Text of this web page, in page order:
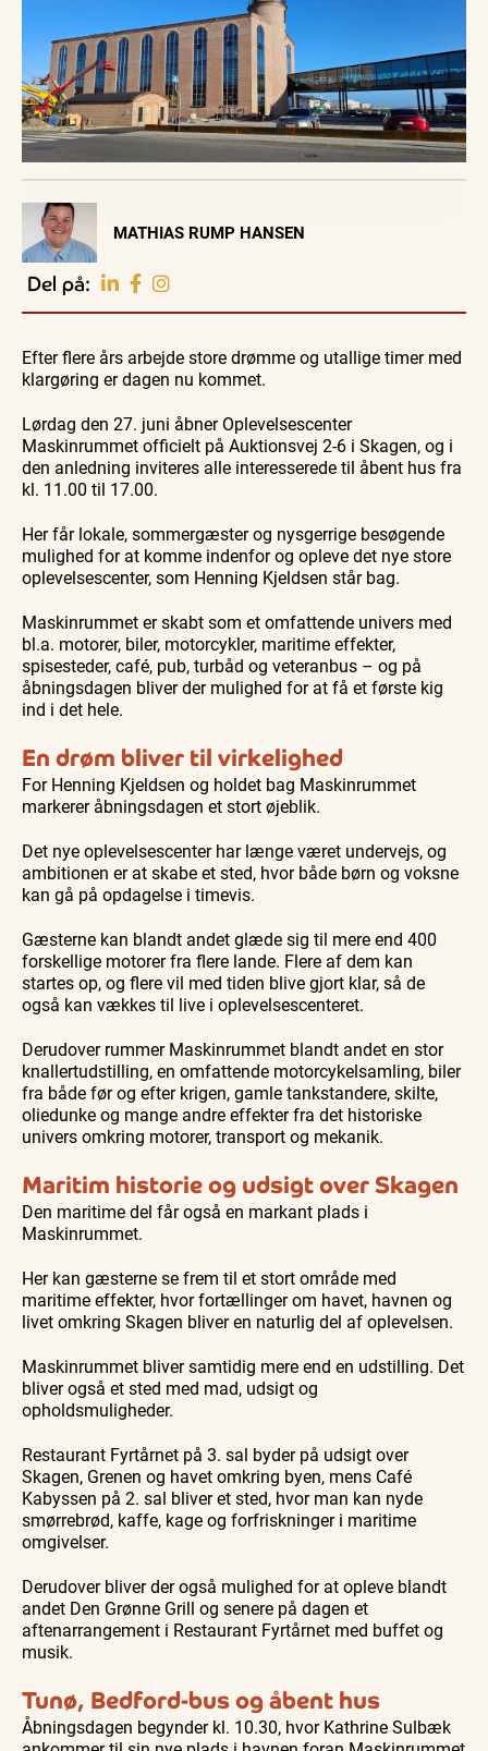
Visit Vendsyssel
EVENTKALENDER
Oplev events i
Vendsyssel
natur og lokale events.
Se events
SkagenSkagen
Skagen
MATHIAS RUMP HANSEN
Del på:
Efter flere års arbejde store drømme og utallige timer med
klargøring er dagen nu kommet.
Lørdag den 27. juni åbner Oplevelsescenter
Maskinrummet officielt på Auktionsvej 2-6 i Skagen, og i
den anledning inviteres alle interesserede til åbent hus fra
kl. 11.00 til 17.00.
Her får lokale, sommergæster og nysgerrige besøgende
mulighed for at komme indenfor og opleve det nye store
oplevelsescenter, som Henning Kjeldsen står bag.
Maskinrummet er skabt som et omfattende univers med
bl.a. motorer, biler, motorcykler, maritime effekter,
spisesteder, café, pub, turbåd og veteranbus – og på
åbningsdagen bliver der mulighed for at få et første kig
ind i det hele.
En drøm bliver til virkelighed
For Henning Kjeldsen og holdet bag Maskinrummet
markerer åbningsdagen et stort øjeblik.
Det nye oplevelsescenter har længe været undervejs, og
ambitionen er at skabe et sted, hvor både børn og voksne
kan gå på opdagelse i timevis.
Gæsterne kan blandt andet glæde sig til mere end 400
forskellige motorer fra flere lande. Flere af dem kan
startes op, og flere vil med tiden blive gjort klar, så de
også kan vækkes til live i oplevelsescenteret.
Derudover rummer Maskinrummet blandt andet en stor
knallertudstilling, en omfattende motorcykelsamling, biler
fra både før og efter krigen, gamle tankstandere, skilte,
oliedunke og mange andre effekter fra det historiske
univers omkring motorer, transport og mekanik.
Maritim historie og udsigt over Skagen
Den maritime del får også en markant plads i
Maskinrummet.
Her kan gæsterne se frem til et stort område med
maritime effekter, hvor fortællinger om havet, havnen og
livet omkring Skagen bliver en naturlig del af oplevelsen.
Maskinrummet bliver samtidig mere end en udstilling. Det
bliver også et sted med mad, udsigt og
opholdsmuligheder.
Restaurant Fyrtårnet på 3. sal byder på udsigt over
Skagen, Grenen og havet omkring byen, mens Café
Kabyssen på 2. sal bliver et sted, hvor man kan nyde
smørrebrød, kaffe, kage og forfriskninger i maritime
omgivelser.
Derudover bliver der også mulighed for at opleve blandt
andet Den Grønne Grill og senere på dagen et
aftenarrangement i Restaurant Fyrtårnet med buffet og
musik.
Tunø, Bedford-bus og åbent hus
Åbningsdagen begynder kl. 10.30, hvor Kathrine Sulbæk